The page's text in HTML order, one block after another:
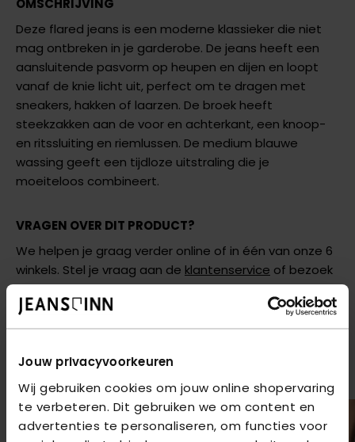
Jouw privacyvoorkeuren
Wij gebruiken cookies om jouw online shopervaring
te verbeteren. Dit gebruiken we om content en
advertenties te personaliseren, om functies voor
OMSCHRIJVING
Deze flared jeans is een moderne klassieker die niet
mag ontbreken in je garderobe. De jeans heeft een
aansluitende pasvorm op heupen en dijen en loopt
vanaf de knie licht uit, perfect om te dragen met
sneakers, hakken of laarzen. De broek heeft
steekzakken aan de voor en achterkant, een knoop-
en ritssluiting en riemlussen. De medium blauwe
wassing geeft een tijdloze uitstraling die je
moeiteloos combineert.
VRAGEN OVER DIT PRODUCT?
We helpen je graag verder online of in één van onze 6
winkels. Stel je vraag aan de klantenservice of bezoek
een van onzewinkels.
Shop hier de meest recente items van Red Button